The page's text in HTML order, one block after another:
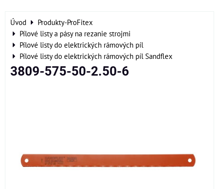
Úvod
Produkty-ProFitex
Pílové listy a pásy na rezanie strojmi
Pílové listy do elektrických rámových píl
Pílové listy do elektrických rámových píl Sandflex
3809-575-50-2.50-6